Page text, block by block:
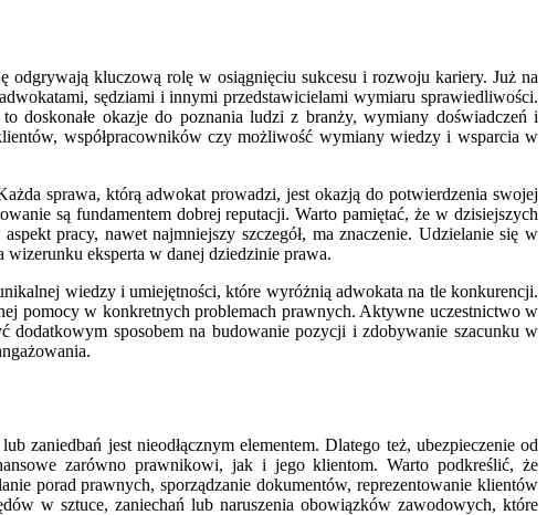
kluczową rolę w osiągnięciu sukcesu i rozwoju kariery. Już na
sędziami i innymi przedstawicielami wymiaru sprawiedliwości.
doskonałe okazje do poznania ludzi z branży, wymiany doświadczeń i
współpracowników czy możliwość wymiany wiedzy i wsparcia w
sprawa, którą adwokat prowadzi, jest okazją do potwierdzenia swojej
są fundamentem dobrej reputacji. Warto pamiętać, że w dzisiejszych
pracy, nawet najmniejszy szczegół, ma znaczenie. Udzielanie się w
eksperta w danej dziedzinie prawa.
wiedzy i umiejętności, które wyróżnią adwokata na tle konkurencji.
pomocy w konkretnych problemach prawnych. Aktywne uczestnictwo w
dodatkowym sposobem na budowanie pozycji i zdobywanie szacunku w
jest nieodłącznym elementem. Dlatego też, ubezpieczenie od
zarówno prawnikowi, jak i jego klientom. Warto podkreślić, że
porad prawnych, sporządzanie dokumentów, reprezentowanie klientów
w sztuce, zaniechań lub naruszenia obowiązków zawodowych, które